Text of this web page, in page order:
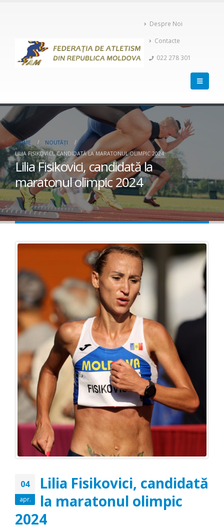
Despre Noi
Contacte
022 278 301
HOME
NOUTĂȚI
LILIA FISIKOVICI, CANDIDATĂ LA MARATONUL OLIMPIC 2024
Lilia Fisikovici, candidată la
maratonul olimpic 2024
04
apr.
Lilia Fisikovici, candidată
la maratonul olimpic
2024